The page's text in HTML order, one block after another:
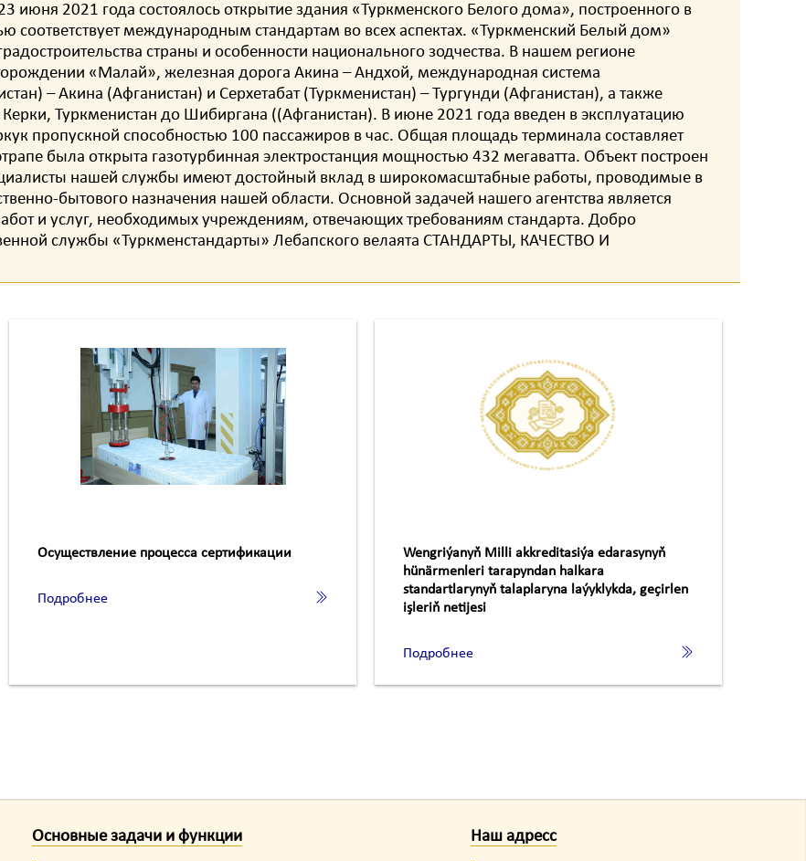
июня 2021 года состоялось открытие здания «Туркменского Белого дома», построенного в
соответствует международным стандартам во всех аспектах. «Туркменский Белый дом»
страны и особенности национального зодчества. В нашем регионе
«Малай», железная дорога Акина – Андхой, международная система
– Акина (Афганистан) и Серхетабат (Туркменистан) – Тургунди (Афганистан), а также
Туркменистан до Шибиргана ((Афганистан). В июне 2021 года введен в эксплуатацию
пропускной способностью 100 пассажиров в час. Общая площадь терминала составляет
была открыта газотурбинная электростанция мощностью 432 мегаватта. Объект построен
нашей службы имеют достойный вклад в широкомасштабные работы, проводимые в
бытового назначения нашей области. Основной задачей нашего агентства является
и услуг, необходимых учреждениям, отвечающих требованиям стандарта. Добро
службы «Туркменстандарты» Лебапского велаята СТАНДАРТЫ, КАЧЕСТВО И
Осуществление процесса сертификации
Подробнее
Wengriýanyň Milli akkreditasiýa edarasynyň
hünärmenleri tarapyndan halkara
standartlarynyň talaplaryna laýyklykda, geçirlen
işleriň netijesi
Подробнее
Основные задачи и функции
Наш адресс